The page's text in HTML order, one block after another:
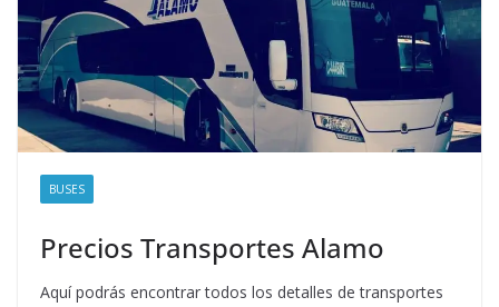
BUSES
Precios Transportes Alamo
Aquí podrás encontrar todos los detalles de transportes